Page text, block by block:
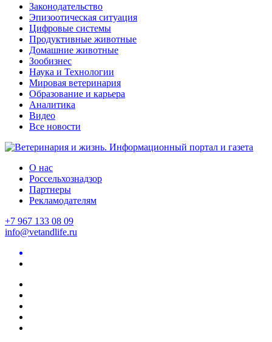
Законодательство
Эпизоотическая ситуация
Цифровые системы
Продуктивные животные
Домашние животные
Зообизнес
Наука и Технологии
Мировая ветеринария
Образование и карьера
Аналитика
Видео
Все новости
О нас
Россельхознадзор
Партнеры
Рекламодателям
+7 967 133 08 09
info@vetandlife.ru